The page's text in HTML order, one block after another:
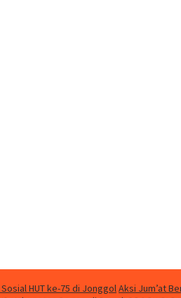
HUT ke-75 di JonggolAksi Jum’at